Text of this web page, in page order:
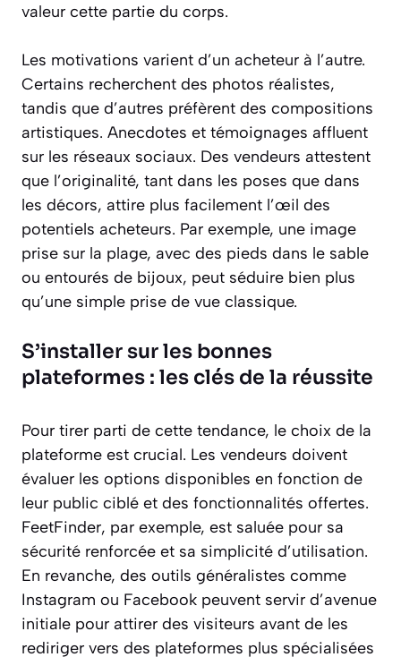
valeur cette partie du corps.
Les motivations varient d’un acheteur à l’autre.
Certains recherchent des photos réalistes,
tandis que d’autres préfèrent des compositions
artistiques. Anecdotes et témoignages affluent
sur les réseaux sociaux. Des vendeurs attestent
que l’originalité, tant dans les poses que dans
les décors, attire plus facilement l’œil des
potentiels acheteurs. Par exemple, une image
prise sur la plage, avec des pieds dans le sable
ou entourés de bijoux, peut séduire bien plus
qu’une simple prise de vue classique.
S’installer sur les bonnes
plateformes : les clés de la réussite
Pour tirer parti de cette tendance, le choix de la
plateforme est crucial. Les vendeurs doivent
évaluer les options disponibles en fonction de
leur public ciblé et des fonctionnalités offertes.
FeetFinder, par exemple, est saluée pour sa
sécurité renforcée et sa simplicité d’utilisation.
En revanche, des outils généralistes comme
Instagram ou Facebook peuvent servir d’avenue
initiale pour attirer des visiteurs avant de les
rediriger vers des plateformes plus spécialisées